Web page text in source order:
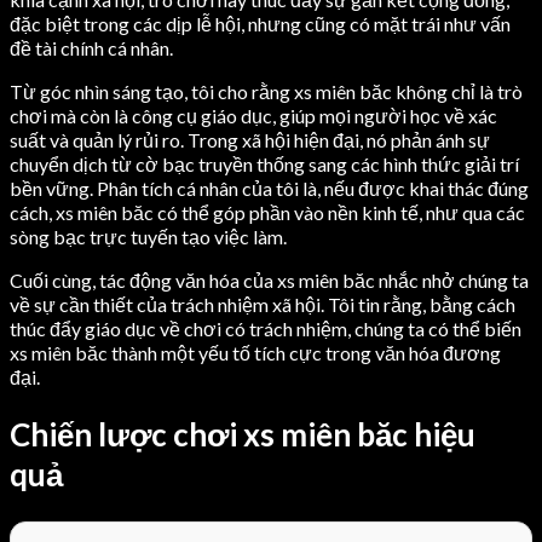
đặc biệt trong các dịp lễ hội, nhưng cũng có mặt trái như vấn
đề tài chính cá nhân.
Từ góc nhìn sáng tạo, tôi cho rằng xs miên băc không chỉ là trò
chơi mà còn là công cụ giáo dục, giúp mọi người học về xác
suất và quản lý rủi ro. Trong xã hội hiện đại, nó phản ánh sự
chuyển dịch từ cờ bạc truyền thống sang các hình thức giải trí
bền vững. Phân tích cá nhân của tôi là, nếu được khai thác đúng
cách, xs miên băc có thể góp phần vào nền kinh tế, như qua các
sòng bạc trực tuyến tạo việc làm.
Cuối cùng, tác động văn hóa của xs miên băc nhắc nhở chúng ta
về sự cần thiết của trách nhiệm xã hội. Tôi tin rằng, bằng cách
thúc đẩy giáo dục về chơi có trách nhiệm, chúng ta có thể biến
xs miên băc thành một yếu tố tích cực trong văn hóa đương
đại.
Chiến lược chơi xs miên băc hiệu
quả